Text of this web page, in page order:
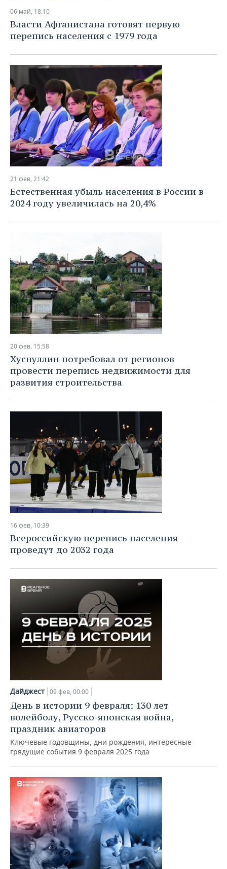
06 май, 18:10
Власти Афганистана готовят первую
перепись населения с 1979 года
21 фев, 21:42
Естественная убыль населения в России в
2024 году увеличилась на 20,4%
20 фев, 15:58
Хуснуллин потребовал от регионов
провести перепись недвижимости для
развития строительства
16 фев, 10:39
Всероссийскую перепись населения
проведут до 2032 года
Дайджест 09 фев, 00:00
День в истории 9 февраля: 130 лет
волейболу, Русско-японская война,
праздник авиаторов
Ключевые годовщины, дни рождения, интересные
грядущие события 9 февраля 2025 года